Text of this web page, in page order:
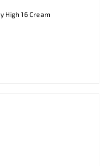
High 16 Cream